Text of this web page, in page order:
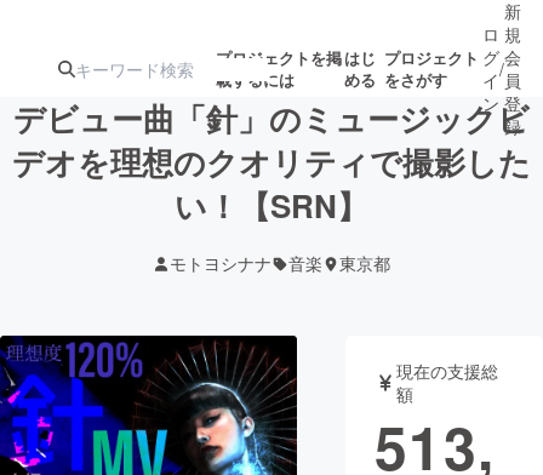
プロジェクトを掲
載するには
はじ
める
プロジェクト
をさがす
注目の新着プロ 募集終了が近いプ
テクノロジー・ガジェット
映像・映画 書籍・雑誌
ロ
グ
イ
ン
/
新
規
会
員
登
録
デビュー曲「針」のミュージックビ
デオを理想のクオリティで撮影した
い！【SRN】
モトヨシナナ 音楽 東京都
現在の支援総
額
513,